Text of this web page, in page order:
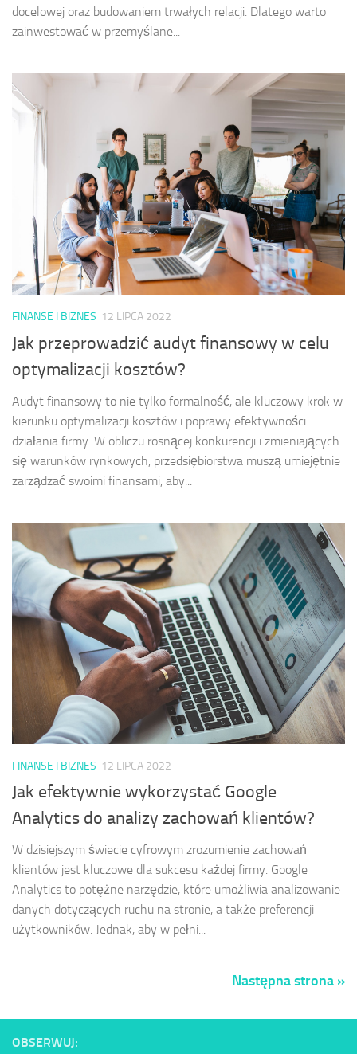
docelowej oraz budowaniem trwałych relacji. Dlatego warto
zainwestować w przemyślane...
FINANSE I BIZNES 12 LIPCA 2022
Jak przeprowadzić audyt finansowy w celu
optymalizacji kosztów?
Audyt finansowy to nie tylko formalność, ale kluczowy krok w
kierunku optymalizacji kosztów i poprawy efektywności
działania firmy. W obliczu rosnącej konkurencji i zmieniających
się warunków rynkowych, przedsiębiorstwa muszą umiejętnie
zarządzać swoimi finansami, aby...
FINANSE I BIZNES 12 LIPCA 2022
Jak efektywnie wykorzystać Google
Analytics do analizy zachowań klientów?
W dzisiejszym świecie cyfrowym zrozumienie zachowań
klientów jest kluczowe dla sukcesu każdej firmy. Google
Analytics to potężne narzędzie, które umożliwia analizowanie
danych dotyczących ruchu na stronie, a także preferencji
użytkowników. Jednak, aby w pełni...
Następna strona »
OBSERWUJ: